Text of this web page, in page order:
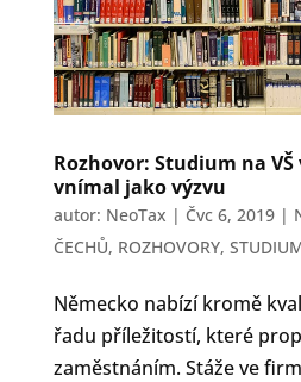
Rozhovor: Studium na
vnímal jako výzvu
autor: NeoTax | Čvc 6, 2019|
ČECHŮ, ROZHOVORY,
Německo nabízí kromě
řadu příležitostí, které
zaměstnáním. Stáže ve